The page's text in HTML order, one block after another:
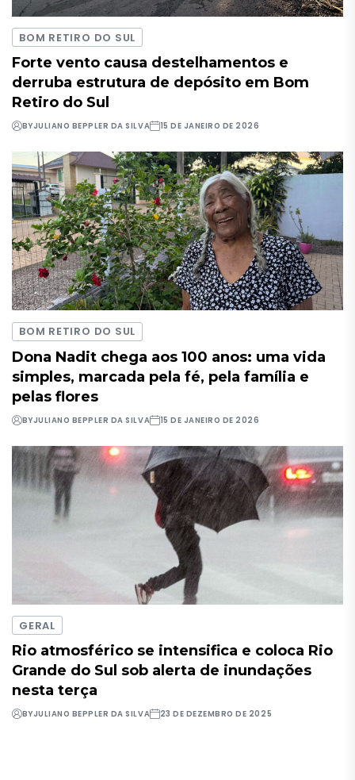
BOM RETIRO DO SUL
Forte vento causa destelhamentos e
derruba estrutura de depósito em Bom
Retiro do Sul
BYJULIANO BEPPLER DA SILVA 15 DE JANEIRO DE 2026
BOM RETIRO DO SUL
Dona Nadit chega aos 100 anos: uma vida
simples, marcada pela fé, pela família e
pelas flores
BYJULIANO BEPPLER DA SILVA 15 DE JANEIRO DE 2026
GERAL
Rio atmosférico se intensifica e coloca Rio
Grande do Sul sob alerta de inundações
nesta terça
BYJULIANO BEPPLER DA SILVA 23 DE DEZEMBRO DE 2025